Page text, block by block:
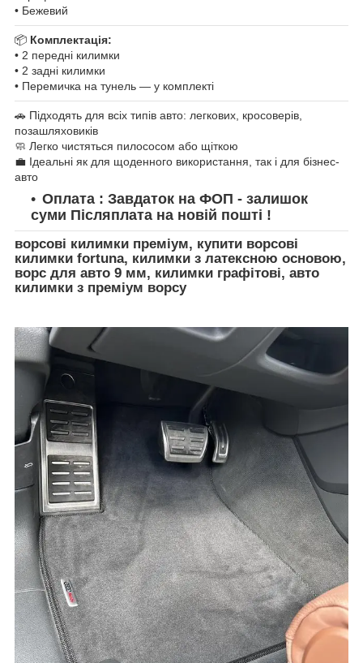
• Бежевий
📦 Комплектація:
• 2 передні килимки
• 2 задні килимки
• Перемичка на тунель — у комплекті
🚗 Підходять для всіх типів авто: легкових, кросоверів,
позашляховиків
🧼 Легко чистяться пилососом або щіткою
💼 Ідеальні як для щоденного використання, так і для бізнес-
авто
Оплата : Завдаток на ФОП - залишок
суми Післяплата на новій пошті !
ворсові килимки преміум, купити ворсові
килимки fortuna, килимки з латексною основою,
ворс для авто 9 мм, килимки графітові, авто
килимки з преміум ворсу